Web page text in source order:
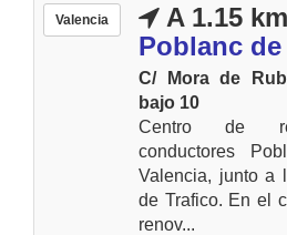
Valencia A 1.15
Poblanc
C/ Mora de
bajo 10
Centro de
conductores
Valencia, junto a
de Trafico. En el
renov...